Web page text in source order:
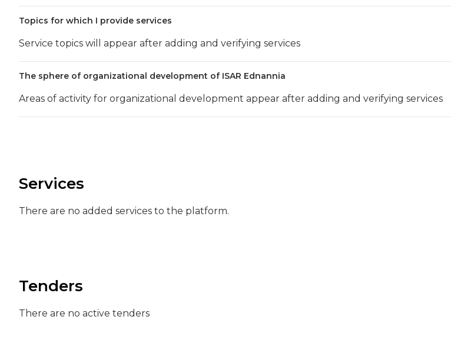
Topics for which I provide services
Service topics will appear after adding and verifying services
The sphere of organizational development of ISAR Ednannia
Areas of activity for organizational development appear after adding and verifying services
Services
There are no added services to the platform.
Tenders
There are no active tenders